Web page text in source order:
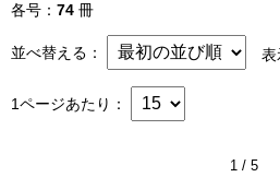
各号 74 冊
並べ替える 表
1ページあたり
1 / 5